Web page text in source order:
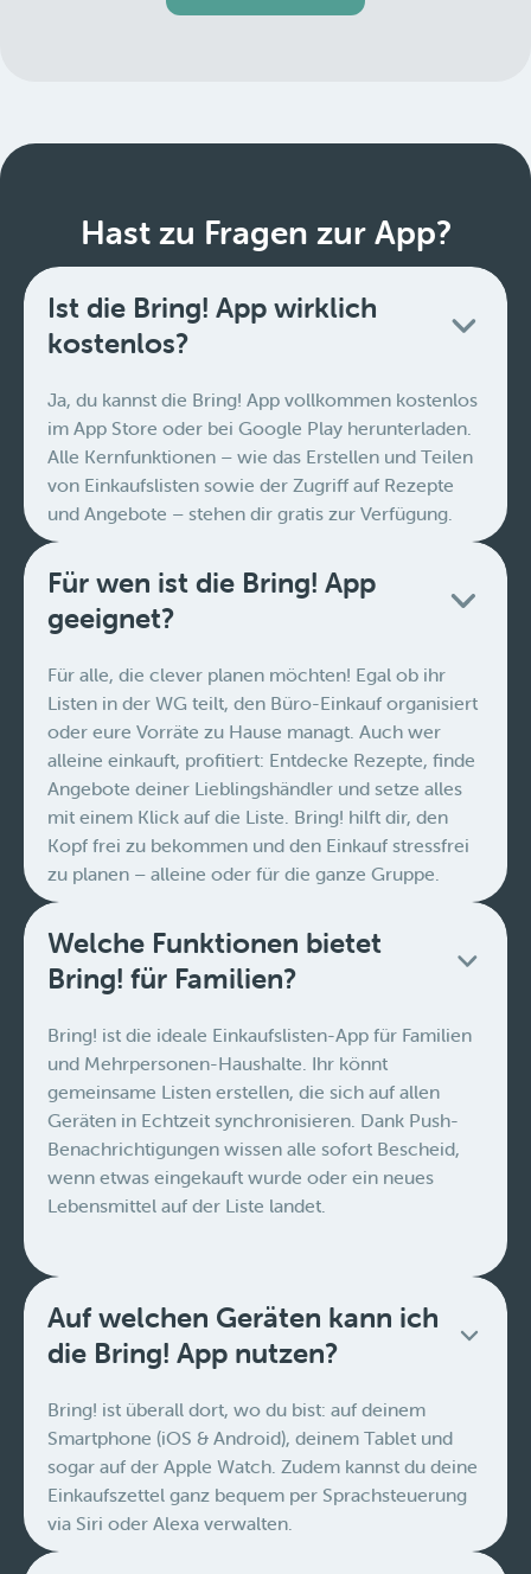
Hast zu Fragen zur App?
Ist die Bring! App wirklich
kostenlos?
Ja, du kannst die Bring! App vollkommen kostenlos
im App Store oder bei Google Play herunterladen.
Alle Kernfunktionen – wie das Erstellen und Teilen
von Einkaufslisten sowie der Zugriff auf Rezepte
und Angebote – stehen dir gratis zur Verfügung.
Für wen ist die Bring! App
geeignet?
Für alle, die clever planen möchten! Egal ob ihr
Listen in der WG teilt, den Büro-Einkauf organisiert
oder eure Vorräte zu Hause managt. Auch wer
alleine einkauft, profitiert: Entdecke Rezepte, finde
Angebote deiner Lieblingshändler und setze alles
mit einem Klick auf die Liste. Bring! hilft dir, den
Kopf frei zu bekommen und den Einkauf stressfrei
zu planen – alleine oder für die ganze Gruppe.
Welche Funktionen bietet
Bring! für Familien?
Bring! ist die ideale Einkaufslisten-App für Familien
und Mehrpersonen-Haushalte. Ihr könnt
gemeinsame Listen erstellen, die sich auf allen
Geräten in Echtzeit synchronisieren. Dank Push-
Benachrichtigungen wissen alle sofort Bescheid,
wenn etwas eingekauft wurde oder ein neues
Lebensmittel auf der Liste landet.
Auf welchen Geräten kann ich
die Bring! App nutzen?
Bring! ist überall dort, wo du bist: auf deinem
Smartphone (iOS & Android), deinem Tablet und
sogar auf der Apple Watch. Zudem kannst du deine
Einkaufszettel ganz bequem per Sprachsteuerung
via Siri oder Alexa verwalten.